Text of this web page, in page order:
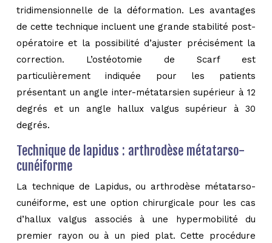
tridimensionnelle de la déformation. Les avantages
de cette technique incluent une grande stabilité post-
opératoire et la possibilité d’ajuster précisément la
correction. L’ostéotomie de Scarf est
particulièrement indiquée pour les patients
présentant un angle inter-métatarsien supérieur à 12
degrés et un angle hallux valgus supérieur à 30
degrés.
Technique de lapidus : arthrodèse métatarso-
cunéiforme
La technique de Lapidus, ou arthrodèse métatarso-
cunéiforme, est une option chirurgicale pour les cas
d’hallux valgus associés à une hypermobilité du
premier rayon ou à un pied plat. Cette procédure